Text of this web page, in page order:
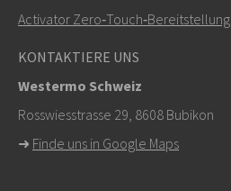
Activator Zero‑Touch‑Bereitstellung
KONTAKTIERE UNS
Westermo Schweiz
Rosswiesstrasse 29, 8608 Bubikon
➜ Finde uns in Google Maps